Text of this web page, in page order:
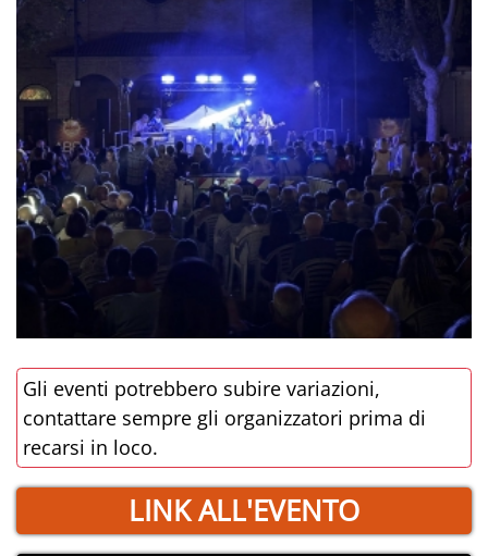
Gli eventi potrebbero subire variazioni,
contattare sempre gli organizzatori prima di
recarsi in loco.
LINK ALL'EVENTO